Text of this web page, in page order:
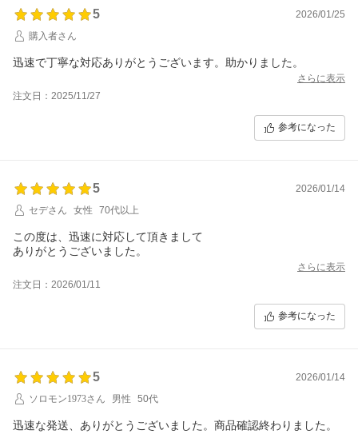
5
2026/01/25
購入者さん
迅速で丁寧な対応ありがとうございます。助かりました。
さらに表示
注文日：2025/11/27
参考になった
5
2026/01/14
セデさん
女性 70代以上
この度は、迅速に対応して頂きまして
ありがとうございました。
さらに表示
注文日：2026/01/11
参考になった
5
2026/01/14
ソロモン1973さん
男性 50代
迅速な発送、ありがとうございました。商品確認終わりました。